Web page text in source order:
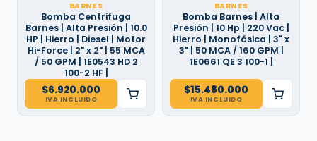
BARNES
Bomba Centrifuga
Barnes | Alta Presión | 10.0
HP | Hierro | Diesel | Motor
Hi-Force | 2" x 2" | 55 MCA
/ 50 GPM | 1E0543 HD 2
100-2 HF |
$6.920.000
IVA INCLUIDO
BARNES
Bomba Barnes | Alta
Presión | 10 Hp | 220 Vac |
Hierro | Monofásica | 3" x
3" | 50 MCA / 160 GPM |
1E0661 QE 3 100-1 |
$15.480.000
IVA INCLUIDO